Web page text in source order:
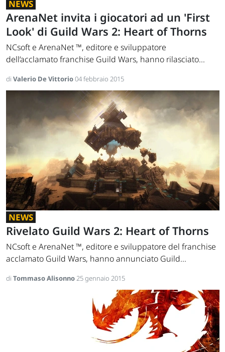
NEWS
ArenaNet invita i giocatori ad un 'First
Look' di Guild Wars 2: Heart of Thorns
NCsoft e ArenaNet ™, editore e sviluppatore
dell’acclamato franchise Guild Wars, hanno rilasciato...
di Valerio De Vittorio04 febbraio 2015
NEWS
Rivelato Guild Wars 2: Heart of Thorns
NCsoft e ArenaNet ™, editore e sviluppatore del franchise
acclamato Guild Wars, hanno annunciato Guild...
di Tommaso Alisonno25 gennaio 2015